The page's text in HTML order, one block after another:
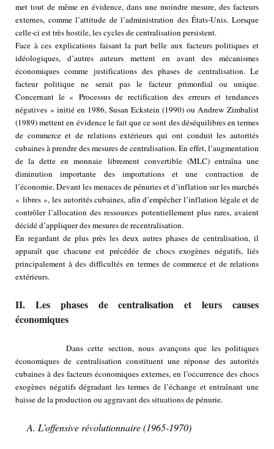
met tout de même en évidence, dans une moindre mesure, des facteurs
externes, comme l’attitude de l’administration des États-Unis. Lorsque
celle-ci est très hostile, les cycles de centralisation persistent.
Face à ces explications faisant la part belle aux facteurs politiques et
idéologiques, d’autres auteurs mettent en avant des mécanismes
économiques comme justifications des phases de centralisation. Le
facteur politique ne serait pas le facteur primordial ou unique.
Concernant le « Processus de rectification des erreurs et tendances
négatives » initié en 1986, Susan Eckstein (1990) ou Andrew Zimbalist
(1989) mettent en évidence le fait que ce sont des déséquilibres en termes
de commerce et de relations extérieurs qui ont conduit les autorités
cubaines à prendre des mesures de centralisation. En effet, l’augmentation
de la dette en monnaie librement convertible (MLC) entraîna une
diminution importante des importations et une contraction de
l’économie. Devant les menaces de pénuries et d’inflation sur les marchés
« libres », les autorités cubaines, afin d’empêcher l’inflation légale et de
contrôler l’allocation des ressources potentiellement plus rares, avaient
décidé d’appliquer des mesures de recentralisation.
En regardant de plus près les deux autres phases de centralisation, il
apparaît que chacune est précédée de chocs exogènes négatifs, liés
principalement à des difficultés en termes de commerce et de relations
extérieurs.
II. Les phases de centralisation et leurs causes
économiques
Dans cette section, nous avançons que les politiques
économiques de centralisation constituent une réponse des autorités
cubaines à des facteurs économiques externes, en l’occurrence des chocs
exogènes négatifs dégradant les termes de l’échange et entraînant une
baisse de la production ou aggravant des situations de pénurie.
A. L’offensive révolutionnaire (1965-1970)